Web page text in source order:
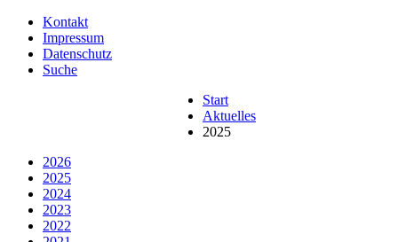
Kontakt
Impressum
Datenschutz
Suche
Start
Aktuelles
2025
2026
2025
2024
2023
2022